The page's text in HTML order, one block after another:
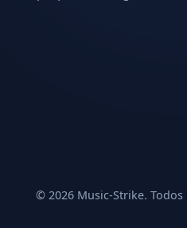
© 2026 Music-Strike.